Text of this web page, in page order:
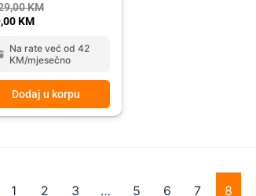
KM
KM
Na rate već od 42
KM/mjesečno
Dodaj u korpu
1 2 3 … 5 6 7 8